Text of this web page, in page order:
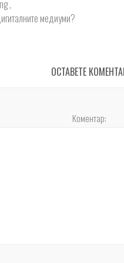
,
медиуми?
ОСТАВЕТЕ
Коментар: